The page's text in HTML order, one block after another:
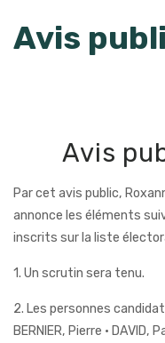
Avis
Avis
Par cet avis public,
annonce les éléments
inscrits sur la liste
1. Un scrutin sera tenu.
2. Les personnes
BERNIER, Pierre • DAVID,